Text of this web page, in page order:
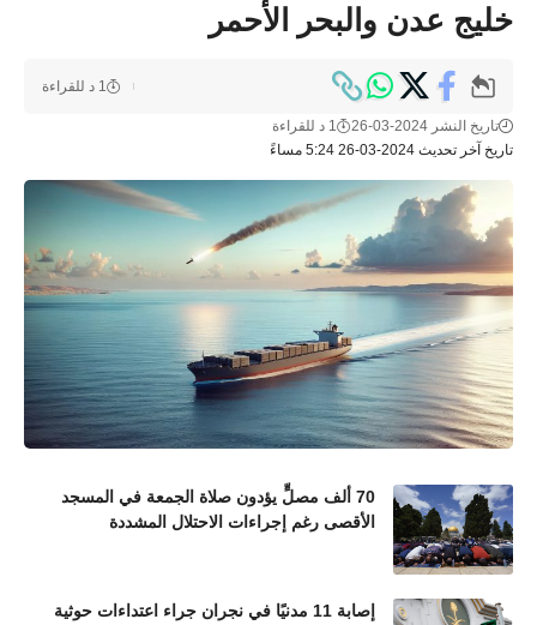
خليج عدن والبحر الأحمر
تاريخ آخر تحديث 2024-03-26 5:24 مساءً
تاريخ النشر 2024-03-26 1 د للقراءة
1 د للقراءة
70 ألف مصلٍّ يؤدون صلاة الجمعة في المسجد
الأقصى رغم إجراءات الاحتلال المشددة
إصابة 11 مدنيًا في نجران جراء اعتداءات حوثية